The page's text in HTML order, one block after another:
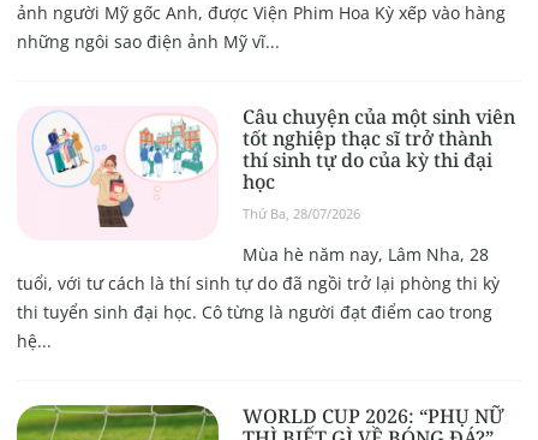
ảnh người Mỹ gốc Anh, được Viện Phim Hoa Kỳ xếp vào hàng
những ngôi sao điện ảnh Mỹ vĩ...
Câu chuyện của một sinh viên
tốt nghiệp thạc sĩ trở thành
thí sinh tự do của kỳ thi đại
học
Thứ Ba, 28/07/2026
Mùa hè năm nay, Lâm Nha, 28
tuổi, với tư cách là thí sinh tự do đã ngồi trở lại phòng thi kỳ
thi tuyển sinh đại học. Cô từng là người đạt điểm cao trong
hệ...
WORLD CUP 2026: “PHỤ NỮ